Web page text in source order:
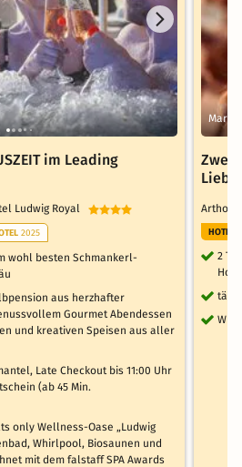
im Leading
Ludwig Royal
2025
wohl besten Schmankerl-
aus herzhafter
Gourmet Abendessen
und kreativen Speisen aus aller
Late Checkout bis 11:00 Uhr
(ab 45 Min.
only Wellness-Oase „Ludwig
Whirlpool, Biosaunen und
mit dem falstaff SPA Awards
Zwei
Liebe!
2